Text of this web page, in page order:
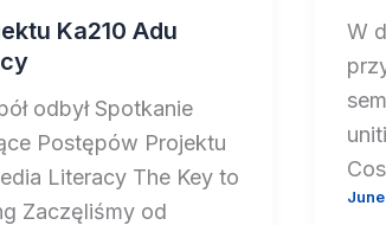
Ka210 Adu
odbył Spotkanie
Postępów Projektu
Literacy The Key to
Zaczęliśmy od
W